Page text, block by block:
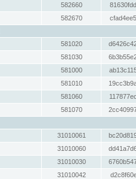
582660
582670
581020
581030
581000
581010
581060
581070
31010061
31010060
31010030
31010042